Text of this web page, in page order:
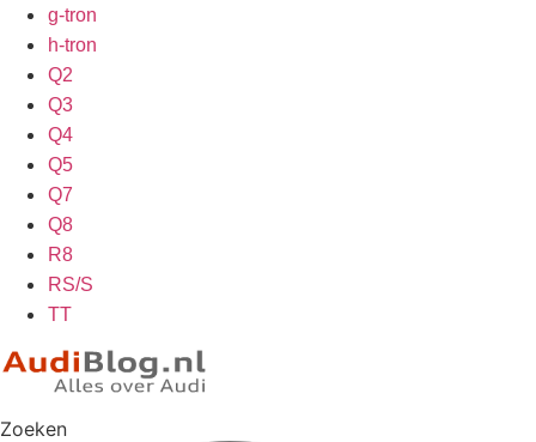
g-tron
h-tron
Q2
Q3
Q4
Q5
Q7
Q8
R8
RS/S
TT
Zoeken